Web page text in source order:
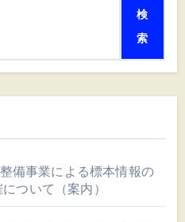
検
索
備事業による標本情報の
ついて（案内）